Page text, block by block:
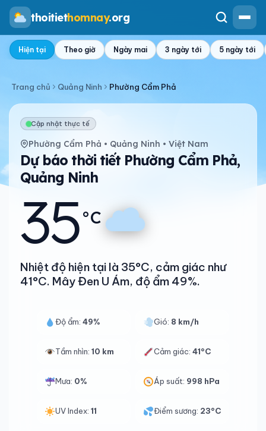
thoitiethomnay.org
Hiện tại Theo giờ Ngày mai 3 ngày tới 5 ngày tới
Trang chủ Quảng Ninh Phường Cẩm Phả
Cập nhật thực tế
Phường Cẩm Phả • Quảng Ninh • Việt Nam
Dự báo thời tiết Phường Cẩm Phả,
Quảng Ninh
35°C
Nhiệt độ hiện tại là 35°C, cảm giác như
41°C. Mây Đen U Ám, độ ẩm 49%.
Độ ẩm: 49% Gió: 8 km/h
Tầm nhìn: 10 km Cảm giác:41°C
Mưa: 0% Áp suất: 998 hPa
UV Index: 11 Điểm sương: 23°C